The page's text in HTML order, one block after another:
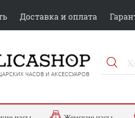
Доставка и оплата
ЧАСОВ И АКСЕССУАРОВ